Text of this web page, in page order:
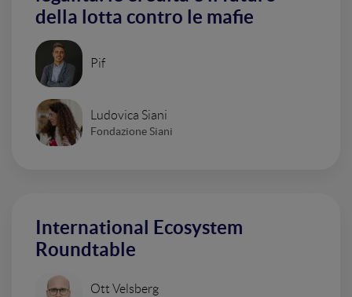
della lotta contro le mafie
Pif
Ludovica Siani
Fondazione Siani
International Ecosystem
Roundtable
Ott Velsberg